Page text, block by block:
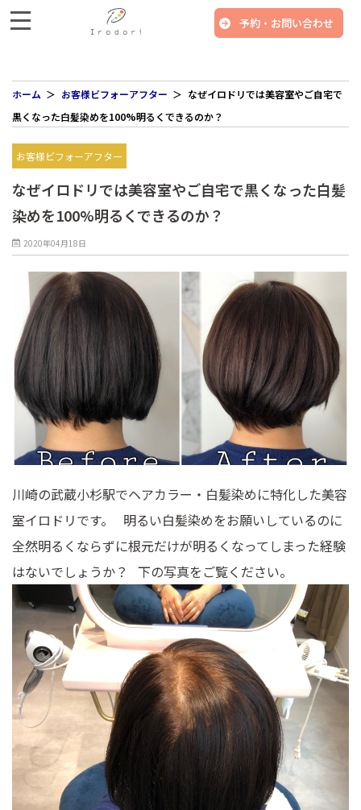
予約・お問い合わせ
ホーム お客様ビフォーアフター
なぜイロドリでは美容室やご自宅で
黒くなった白髪染めを100%明るくできるのか？
お客様ビフォーアフター
なぜイロドリでは美容室やご自宅で黒くなった白髪
染めを100%明るくできるのか？
2020年04月18日
川崎の武蔵小杉駅でヘアカラー・白髪染めに特化した美容
室イロドリです。 明るい白髪染めをお願いしているのに
全然明るくならずに根元だけが明るくなってしまった経験
はないでしょうか？ 下の写真をご覧ください。